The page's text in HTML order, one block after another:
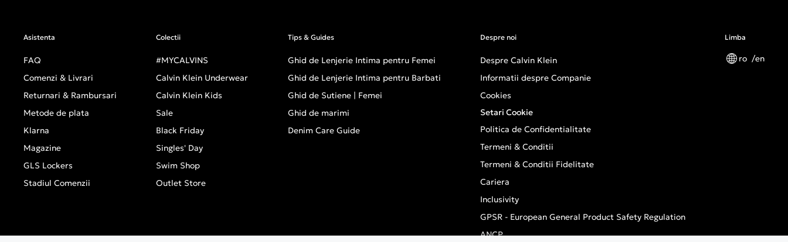
Asistenta
FAQ
Comenzi & Livrari
Returnari & Rambursari
Metode de plata
Klarna
Magazine
GLS Lockers
Stadiul Comenzii
Colectii
#MYCALVINS
Calvin Klein Underwear
Calvin Klein Kids
Sale
Black Friday
Singles' Day
Swim Shop
Outlet Store
Tips & Guides
Ghid de Lenjerie Intima pentru Femei
Ghid de Lenjerie Intima pentru Barbati
Ghid de Sutiene | Femei
Ghid de marimi
Denim Care Guide
Despre noi
Despre Calvin Klein
Informatii despre Companie
Cookies
Setari Cookie
Politica de Confidentialitate
Termeni & Conditii
Termeni & Conditii Fidelitate
Cariera
Inclusivity
GPSR - European General Product Safety Regulation
ANCP
Limba
ro en